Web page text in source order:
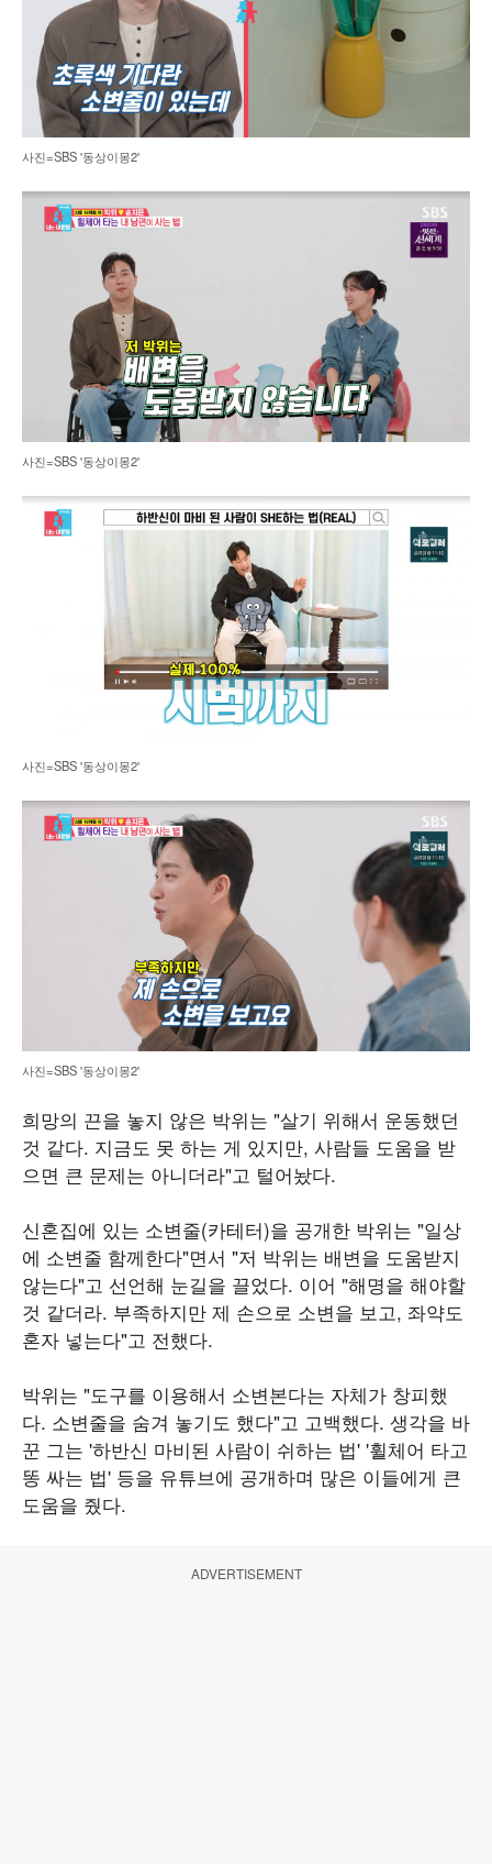
사진=SBS '동상이몽2'
사진=SBS '동상이몽2'
사진=SBS '동상이몽2'
사진=SBS '동상이몽2'
희망의 끈을 놓지 않은 박위는 "살기 위해서 운동했던
것 같다. 지금도 못 하는 게 있지만, 사람들 도움을 받
으면 큰 문제는 아니더라"고 털어놨다.
신혼집에 있는 소변줄(카테터)을 공개한 박위는 "일상
에 소변줄 함께한다"면서 "저 박위는 배변을 도움받지
않는다"고 선언해 눈길을 끌었다. 이어 "해명을 해야할
것 같더라. 부족하지만 제 손으로 소변을 보고, 좌약도
혼자 넣는다"고 전했다.
박위는 "도구를 이용해서 소변본다는 자체가 창피했
다. 소변줄을 숨겨 놓기도 했다"고 고백했다. 생각을 바
꾼 그는 '하반신 마비된 사람이 쉬하는 법' '휠체어 타고
똥 싸는 법' 등을 유튜브에 공개하며 많은 이들에게 큰
도움을 줬다.
ADVERTISEMENT